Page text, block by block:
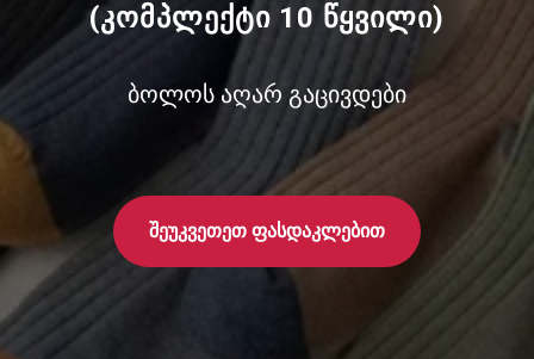
(კომპლექტი 10 წყვილი)
ბოლოს აღარ გაცივდები
შეუკვეთეთ ფასდაკლებით